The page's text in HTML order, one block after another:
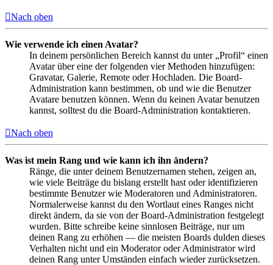
Nach oben
Wie verwende ich einen Avatar?
In deinem persönlichen Bereich kannst du unter „Profil“ einen
Avatar über eine der folgenden vier Methoden hinzufügen:
Gravatar, Galerie, Remote oder Hochladen. Die Board-
Administration kann bestimmen, ob und wie die Benutzer
Avatare benutzen können. Wenn du keinen Avatar benutzen
kannst, solltest du die Board-Administration kontaktieren.
Nach oben
Was ist mein Rang und wie kann ich ihn ändern?
Ränge, die unter deinem Benutzernamen stehen, zeigen an,
wie viele Beiträge du bislang erstellt hast oder identifizieren
bestimmte Benutzer wie Moderatoren und Administratoren.
Normalerweise kannst du den Wortlaut eines Ranges nicht
direkt ändern, da sie von der Board-Administration festgelegt
wurden. Bitte schreibe keine sinnlosen Beiträge, nur um
deinen Rang zu erhöhen — die meisten Boards dulden dieses
Verhalten nicht und ein Moderator oder Administrator wird
deinen Rang unter Umständen einfach wieder zurücksetzen.